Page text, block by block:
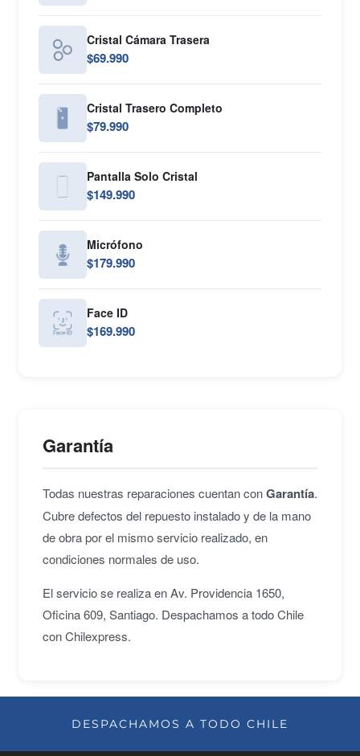
Cristal Cámara Trasera
$69.990
Cristal Trasero Completo
$79.990
Pantalla Solo Cristal
$149.990
Micrófono
$179.990
Face ID
$169.990
Garantía
Todas nuestras reparaciones cuentan conGarantía.
Cubre defectos del repuesto instalado y de la mano
de obra por el mismo servicio realizado, en
condiciones normales de uso.
El servicio se realiza en Av. Providencia 1650,
Oficina 609, Santiago. Despachamos a todo Chile
con Chilexpress.
DESPACHAMOS A TODO CHILE